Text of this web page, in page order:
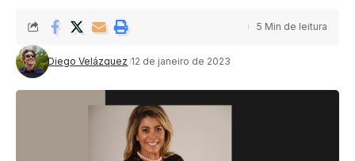
Diego Velázquez 12 de janeiro de 2023
5 Min de leitura